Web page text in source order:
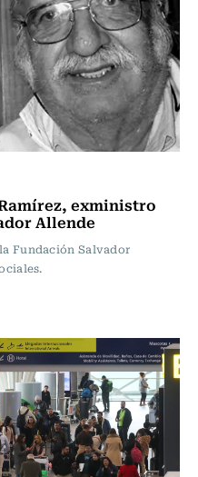
exministro
Allende
Fundación Salvador